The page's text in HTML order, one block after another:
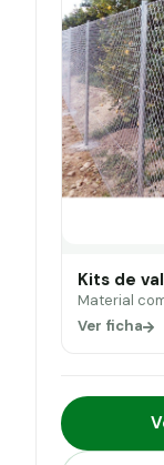
Kits de
Material
Ver ficha